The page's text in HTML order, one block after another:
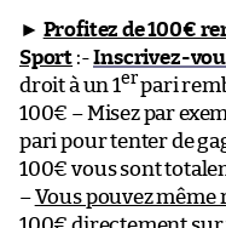
► Profitez de 100€
Sport :-Inscrivez-
droit à un 1erpari
100€ – Misez par
pari pour tenter de
100€ vous sont
–Vous pouvez